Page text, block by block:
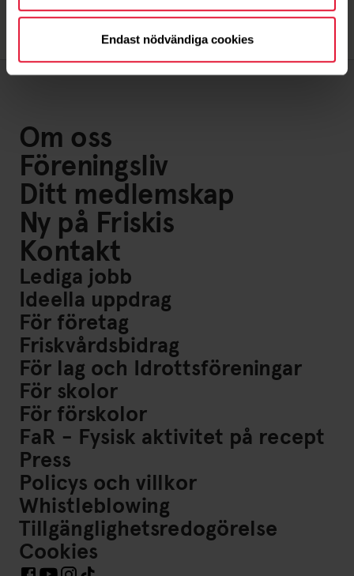
Endast nödvändiga cookies
Om oss
Föreningsliv
Ditt medlemskap
Ny på Friskis
Kontakt
Lediga jobb
Ideella uppdrag
För företag
Friskvårdsbidrag
För lag och Idrottsföreningar
För skolor
För förskolor
FaR - Fysisk aktivitet på recept
Press
Policys och villkor
Whistleblowing
Tillgänglighetsredogörelse
Cookies